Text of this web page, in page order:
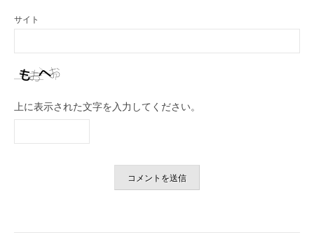
サイト
上に表示された文字を入力してください。